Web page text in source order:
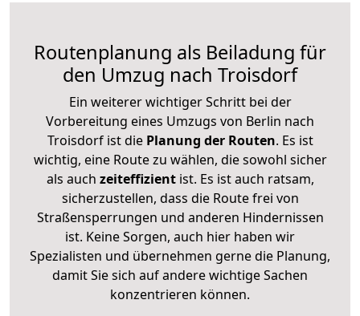
Routenplanung als Beiladung für
den Umzug nach Troisdorf
Ein weiterer wichtiger Schritt bei der
Vorbereitung eines Umzugs von Berlin nach
Troisdorf ist diePlanung der Routen. Es ist
wichtig, eine Route zu wählen, die sowohl sicher
als auch zeiteffizientist. Es ist auch ratsam,
sicherzustellen, dass die Route frei von
Straßensperrungen und anderen Hindernissen
ist. Keine Sorgen, auch hier haben wir
Spezialisten und übernehmen gerne die Planung,
damit Sie sich auf andere wichtige Sachen
konzentrieren können.